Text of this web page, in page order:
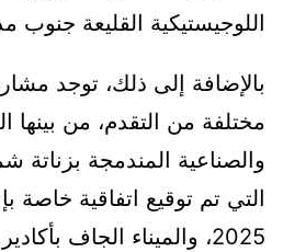
اللوجيستيكية القليعة جنوب
بالإضافة إلى ذلك، توجد
مختلفة من التقدم، من بينها
والصناعية المندمجة بزناتة
التي تم توقيع اتفاقية خاصة
2025، والميناء الجاف بأكادير.